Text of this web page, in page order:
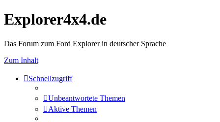
Explorer4x4.de
Das Forum zum Ford Explorer in deutscher Sprache
Zum Inhalt
Schnellzugriff
Unbeantwortete Themen
Aktive Themen